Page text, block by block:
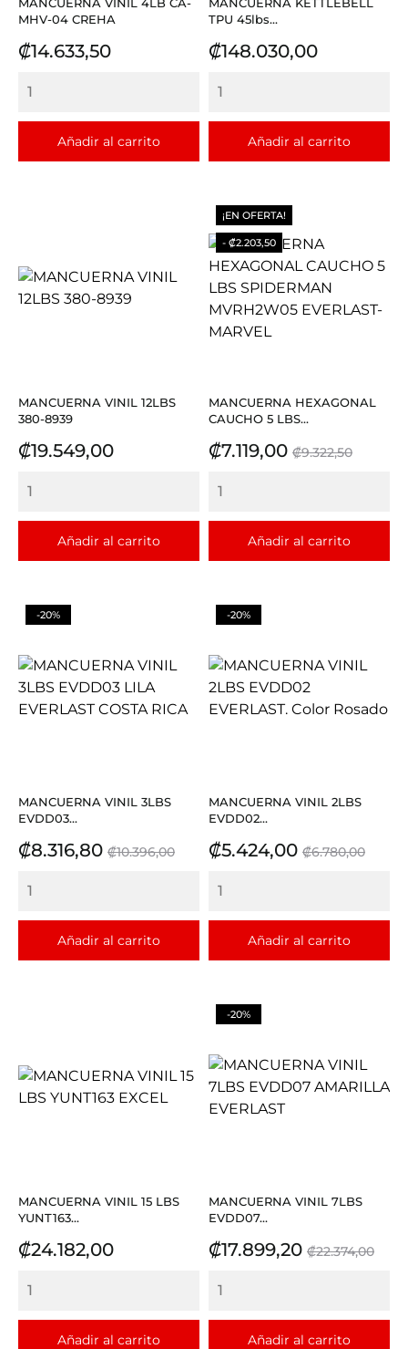
MHV-04 CREHA
Precio
₡14.633,50
Añadir al carrito
TPU 45lbs...
Precio
₡148.030,00
Añadir al carrito
MANCUERNA VINIL 12LBS
380-8939
Precio
₡19.549,00
Añadir al carrito
MANCUERNA HEXAGONAL
CAUCHO 5 LBS...
Precio
₡7.119,00 Precio
₡9.322,50
Añadir al carrito
¡EN OFERTA!
- ₡2.203,50
MANCUERNA VINIL 3LBS
EVDD03...
Precio
₡8.316,80 Precio
₡10.396,00
Añadir al carrito
-20%
MANCUERNA VINIL 2LBS
EVDD02...
Precio
₡5.424,00 Precio
₡6.780,00
Añadir al carrito
-20%
MANCUERNA VINIL 15 LBS
YUNT163...
Precio
₡24.182,00
Añadir al carrito
MANCUERNA VINIL 7LBS
EVDD07...
Precio
₡17.899,20 Precio
₡22.374,00
Añadir al carrito
-20%